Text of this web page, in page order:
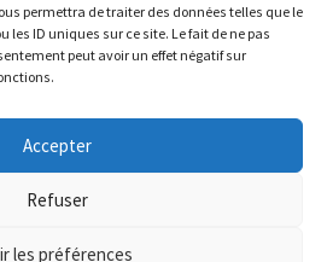
permettra de traiter des données telles que le
les ID uniques sur ce site. Le fait de ne pas
peut avoir un effet négatif sur
Accepter
Refuser
les préférences
à la Commune de Peyre en
légales-Politique de